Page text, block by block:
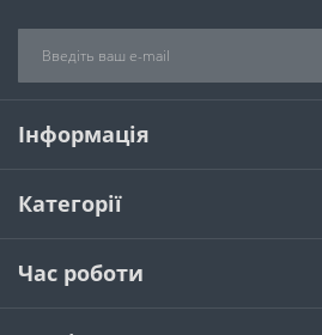
Інформація
Категорії
Час роботи